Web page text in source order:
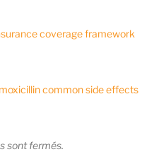
coverage framework
common side effects
sont fermés.